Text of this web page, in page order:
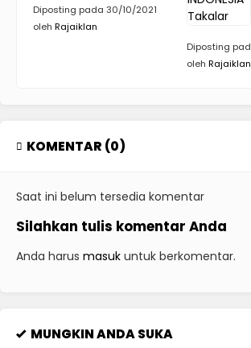
Diposting pada 30/10/2021
oleh Rajaiklan
Diposting
oleh Rajaiklan
KOMENTAR (0)
Saat ini belum tersedia komentar
Silahkan tulis komentar Anda
Anda harus masuk untuk berkomentar.
MUNGKIN ANDA SUKA